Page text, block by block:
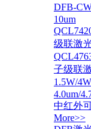
DFB-
10um
级联激
子级联
1.5W/
4.0um/
中红外
More>>